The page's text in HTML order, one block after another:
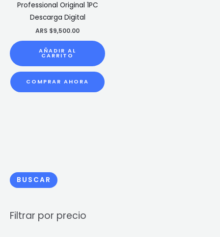
BUSCAR
Filtrar por precio
Professional Original 1PC
Descarga Digital
ARS $9,500.00
AÑADIR AL
CARRITO
COMPRAR AHORA